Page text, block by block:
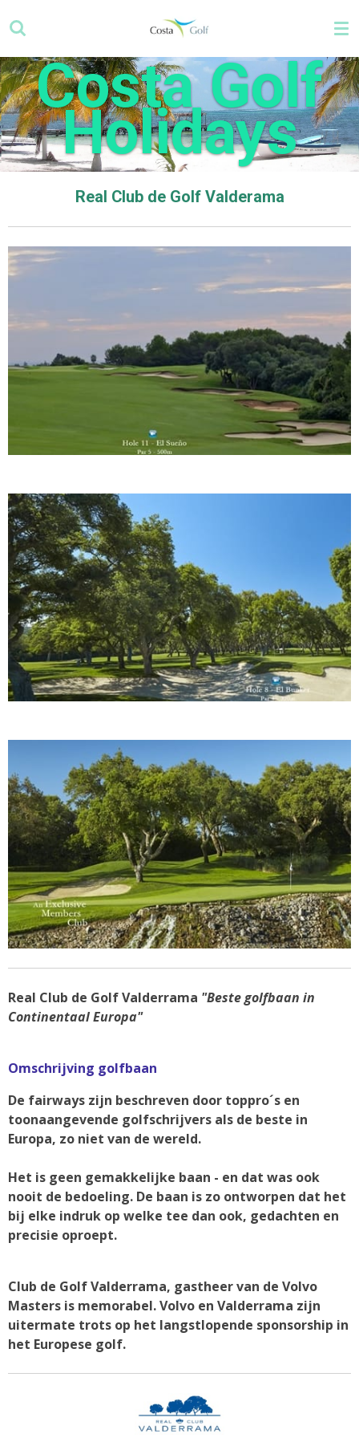
direct
naar
de
hoofdinhoud
Costa Golf
Holidays
Real Club de Golf Valderama
Real Club de Golf Valderrama "Beste golfbaan in
Continentaal Europa"
Omschrijving golfbaan
De fairways zijn beschreven door toppro´s en
toonaangevende golfschrijvers als de beste in
Europa, zo niet van de wereld.
Het is geen gemakkelijke baan - en dat was ook
nooit de bedoeling. De baan is zo ontworpen dat het
bij elke indruk op welke tee dan ook, gedachten en
precisie oproept.
Club de Golf Valderrama, gastheer van de Volvo
Masters is memorabel. Volvo en Valderrama zijn
uitermate trots op het langstlopende sponsorship in
het Europese golf.